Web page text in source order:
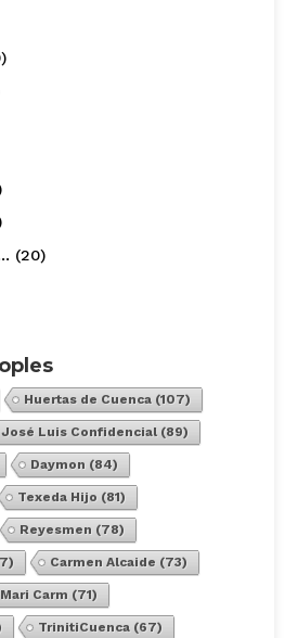
(20)
Huertas de Cuenca(107)
José Luis Confidencial(89)
Daymon (84)
Texeda Hijo (81)
Reyesmen (78)
Carmen Alcaide (73)
Mari Carm (71)
TrinitiCuenca(67)